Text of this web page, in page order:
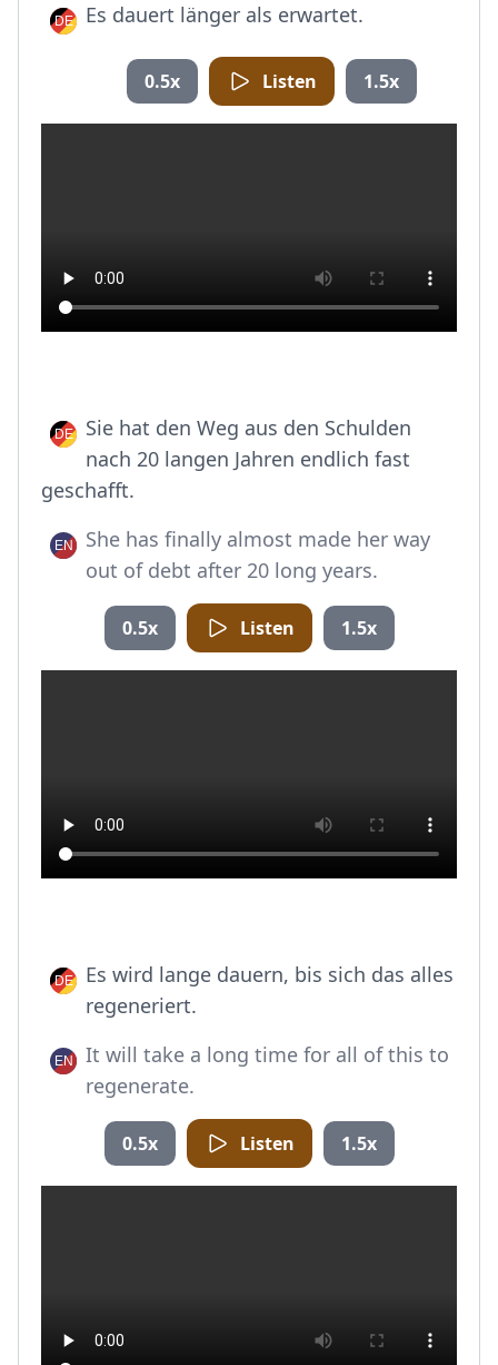
Es dauert länger als erwartet.
0.5x Listen 1.5x
Sie hat den Weg aus den Schulden
nach 20 langen Jahren endlich fast
geschafft.
She has finally almost made her way
out of debt after 20 long years.
0.5x Listen 1.5x
Es wird lange dauern, bis sich das alles
regeneriert.
It will take a long time for all of this to
regenerate.
0.5x Listen 1.5x